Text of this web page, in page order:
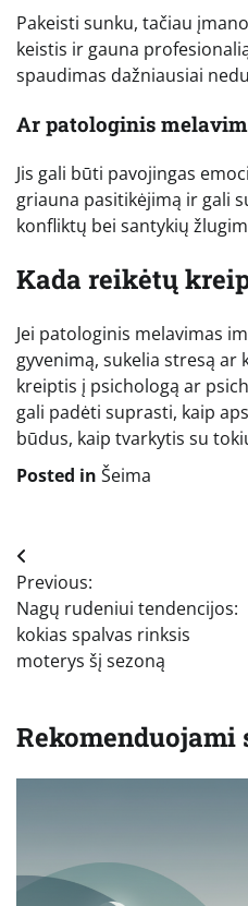
Pakeisti sunku, tačiau
keistis ir gauna
spaudimas dažniausiai
Ar patologinis
Jis gali būti pavojingas
griauna pasitikėjimą ir gali
konfliktų bei santykių
Kada reikėtų
Jei patologinis melavimas
gyvenimą, sukelia stresą ar
kreiptis į psichologą ar
gali padėti suprasti, kaip
būdus, kaip tvarkytis su
Posted in Šeima
Navigacija
tarp
įrašų
Previous:
Nagų rudeniui tendencijos:
kokias spalvas rinksis
moterys šį sezoną